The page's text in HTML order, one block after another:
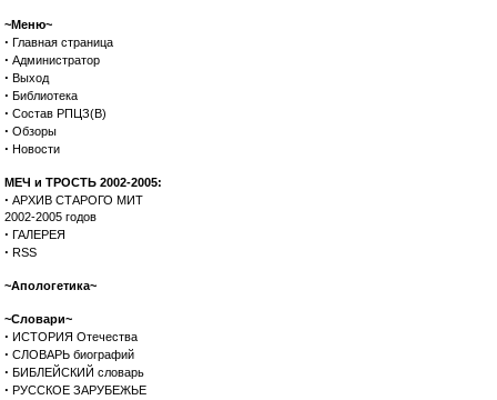
~Меню~
· Главная страница
· Администратор
· Выход
· Библиотека
· Состав РПЦЗ(В)
· Обзоры
· Новости
МЕЧ и ТРОСТЬ 2002-2005:
· АРХИВ СТАРОГО МИТ
2002-2005 годов
· ГАЛЕРЕЯ
· RSS
~Апологетика~
~Словари~
· ИСТОРИЯ Отечества
· СЛОВАРЬ биографий
· БИБЛЕЙСКИЙ словарь
· РУССКОЕ ЗАРУБЕЖЬЕ